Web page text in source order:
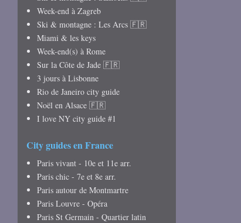
Week-end à Zagreb
Ski & montagne : Les Arcs 🇫🇷
Miami & les keys
Week-end(s) à Rome
Sur la Côte de Jade 🇫🇷
3 jours à Lisbonne
Rio de Janeiro city guide
Noël en Alsace 🇫🇷
I love NY city guide #1
City guides en France
Paris vivant - 10e et 11e arr.
Paris chic - 7e et 8e arr.
Paris autour de Montmartre
Paris Louvre - Opéra
Paris St Germain - Quartier latin